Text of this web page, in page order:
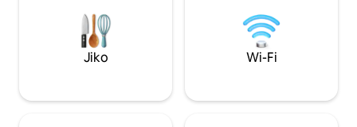
Jiko Wi-Fi